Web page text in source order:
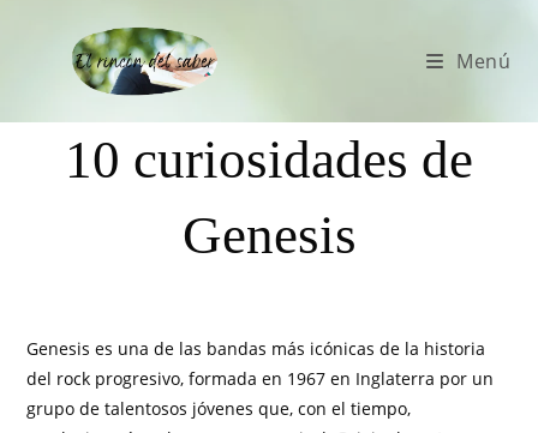
Menú
10 curiosidades de
Genesis
Genesis es una de las bandas más icónicas de la historia
del rock progresivo, formada en 1967 en Inglaterra por un
grupo de talentosos jóvenes que, con el tiempo,